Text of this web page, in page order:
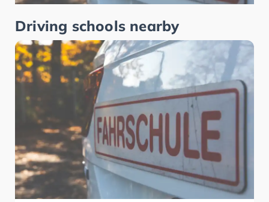
Driving schools nearby